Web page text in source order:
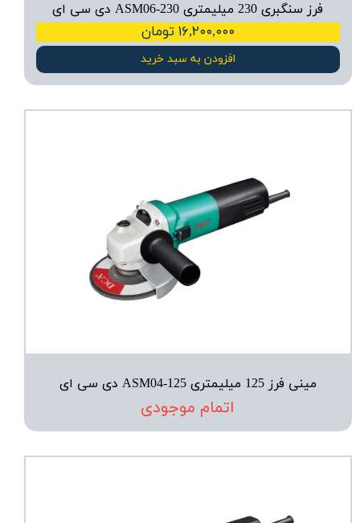
فرز سنگبری 230 میلیمتری ASM06-230 دی سی ای
۱۶,۲۰۰,۰۰۰ تومان
افزودن به سبد خرید
مینی فرز 125 میلیمتری ASM04-125 دی سی ای
اتمام موجودی